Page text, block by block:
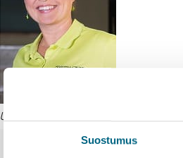
Suostumus
Ulla Rantamo
Royal Clipper Palvelut